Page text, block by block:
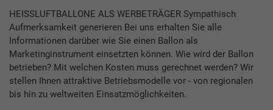
HEISSLUFTBALLONE ALS WERBETRÄGER Sympathisch
Aufmerksamkeit generieren Bei uns erhalten Sie alle
Informationen darüber wie Sie einen Ballon als
Marketinginstrument einsetzten können. Wie wird der Ballon
betrieben? Mit welchen Kosten muss gerechnet werden? Wir
stellen Ihnen attraktive Betriebsmodelle vor - von regionalen
bis hin zu weltweiten Einsatzmöglichkeiten.